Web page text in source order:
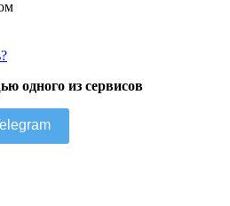
одного из сервисов